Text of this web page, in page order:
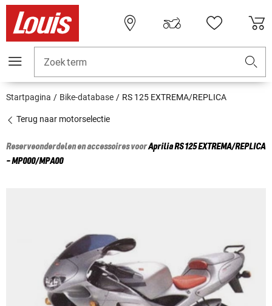
Zoekterm
Startpagina Bike-database RS 125 EXTREMA/REPLICA
Terug naar motorselectie
Reserveonderdelen en accessoires voorApriliaRS 125 EXTREMA/REPLICA
- MP000/MPA00